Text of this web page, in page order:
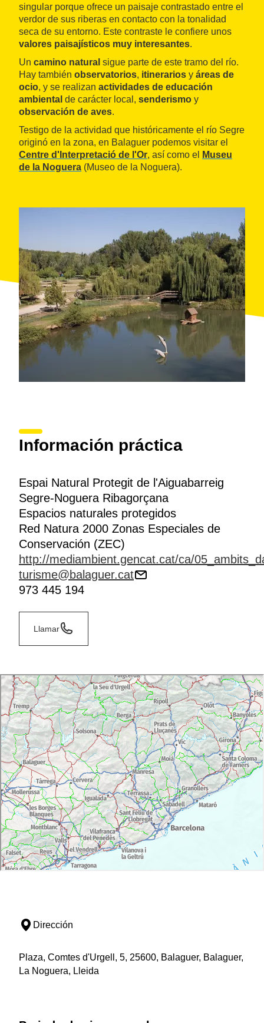
singular porque ofrece un paisaje contrastado entre el
verdor de sus riberas en contacto con la tonalidad
seca de su entorno. Este contraste le confiere unos
valores paisajísticos muy interesantes.
Un camino natural sigue parte de este tramo del río.
Hay también observatorios, itinerarios y áreas de
ocio, y se realizan actividades de educación
ambiental de carácter local, senderismo y
observación de aves.
Testigo de la actividad que históricamente el río Segre
originó en la zona, en Balaguer podemos visitar el
Centre d'Interpretació de l'Or, así como el
Museu
de la Noguera (Museo de la Noguera).
Información práctica
Espai Natural Protegit de l'Aiguabarreig
Segre-Noguera Ribagorçana
Espacios naturales protegidos
Red Natura 2000 Zonas Especiales de
Conservación (ZEC)
http://mediambient.gencat.cat/ca/
turisme@balaguer.cat
973 445 194
Llamar
Dirección
Plaza, Comtes d'Urgell, 5, 25600, Balaguer, Balaguer,
La Noguera, Lleida